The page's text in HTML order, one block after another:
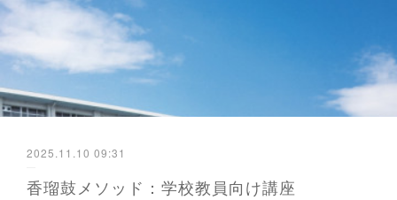
2025.11.10 09:31
香瑠鼓メソッド：学校教員向け講座